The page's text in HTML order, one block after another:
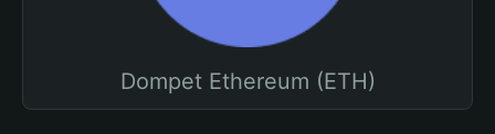
Dompet Ethereum (ETH)